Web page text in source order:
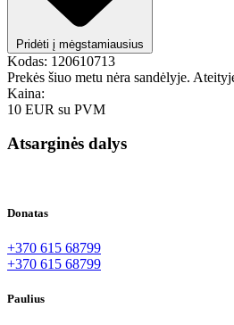
Pridėti į mėgstamiausius
Kodas: 120610713
Prekės šiuo metu nėra sandėlyje.
Kaina:
10 EUR su PVM
Atsarginės dalys
Donatas
+370 615 68799
+370 615 68799
Paulius